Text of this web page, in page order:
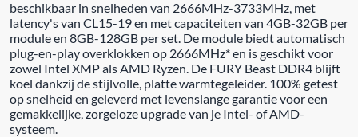
beschikbaar in snelheden van 2666MHz-3733MHz, met
latency's van CL15-19 en met capaciteiten van 4GB-32GB per
module en 8GB-128GB per set. De module biedt automatisch
plug-en-play overklokken op 2666MHz* en is geschikt voor
zowel Intel XMP als AMD Ryzen. De FURY Beast DDR4 blijft
koel dankzij de stijlvolle, platte warmtegeleider. 100% getest
op snelheid en geleverd met levenslange garantie voor een
gemakkelijke, zorgeloze upgrade van je Intel- of AMD-
systeem.